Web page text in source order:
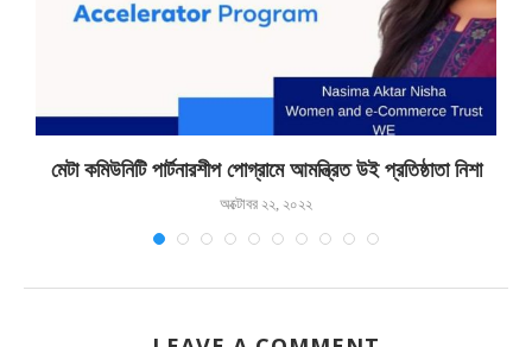
মেটা কমিউনিটি পার্টনারশীপ পোগ্রামে আমন্ত্রিত উই প্রতিষ্ঠাতা নিশা
অক্টোবর ২২, ২০২২